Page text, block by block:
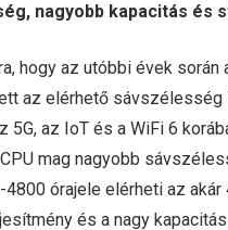
nagyobb kapacitás és
hogy az utóbbi évek
az elérhető
5G, az IoT és a WiFi 6
mag nagyobb
4800 órajele elérheti az
és a nagy